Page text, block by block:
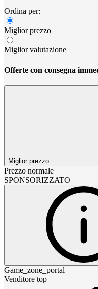
Ordina per:
Miglior prezzo
Miglior valutazione
Offerte con consegna
Miglior prezzo
Prezzo normale
SPONSORIZZATO
Game_zone_portal
Venditore top